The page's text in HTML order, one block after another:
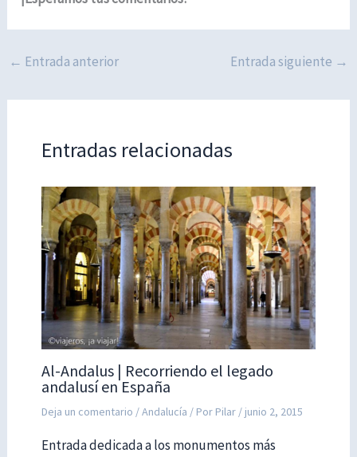
← Entrada anterior Entrada siguiente →
Entradas relacionadas
Al-Andalus | Recorriendo el legado
andalusí en España
Deja un comentario /Andalucía / Por Pilar / junio 2, 2015
Entrada dedicada a los monumentos más